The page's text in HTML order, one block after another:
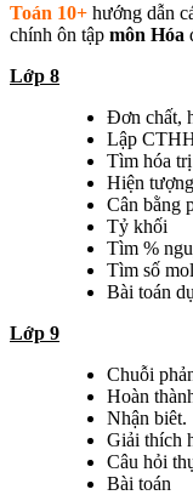
Toán 10+ hướng dẫn
chính ôn tập môn Hóa
Lớp 8
Đơn chất,
Lập
Tìm hóa
Hiện
Cân bằng
Tỷ khối
Tìm %
Tìm số
Bài toán
Lớp 9
Chuỗi
Hoàn
Nhận biêt.
Giải thích
Câu hỏi
Bài toán